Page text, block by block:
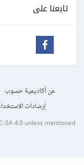
تابعنا على
عن أكاديمية حسوب
إرشادات الاستخدام
SA 4.0unless mentioned